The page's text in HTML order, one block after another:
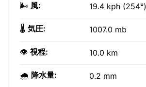
🌬️ 風: 19.4 kph (254°)
🌡️ 気圧: 1007.0 mb
👁️ 視程: 10.0 km
🌧️ 降水量: 0.2 mm